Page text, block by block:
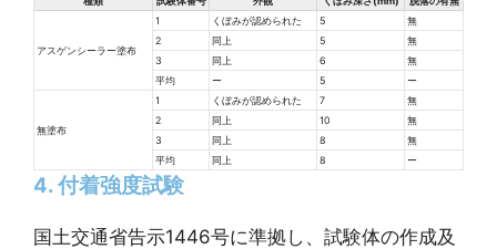
アスゲンシーラー塗布
1 くぼみが認められた 5
無
2
同上 5
無
3
同上 6
無
平均
ー 5 ー
無塗布
1 くぼみが認められた 7
無
2
同上 10
無
3
同上 8
無
平均
同上 8 ー
4. 付着強度試験
国土交通省告示1446号に準拠し、試験体の作成及